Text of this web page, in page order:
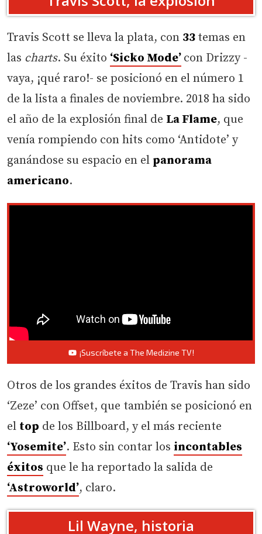
Travis Scott se lleva la plata, con 33 temas en
las charts. Su éxito ‘Sicko Mode’ con Drizzy -
vaya, ¡qué raro!- se posicionó en el número 1
de la lista a finales de noviembre. 2018 ha sido
el año de la explosión final de La Flame, que
venía rompiendo con hits como ‘Antidote’ y
ganándose su espacio en el panorama
americano.
¡Suscríbete a The Medizine TV!
Otros de los grandes éxitos de Travis han sido
‘Zeze’ con Offset, que también se posicionó en
el top de los Billboard, y el más reciente
‘Yosemite’. Esto sin contar los incontables
éxitos que le ha reportado la salida de
‘Astroworld’, claro.
Lil Wayne, historia